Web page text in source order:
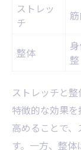
ストレッ
チ
整体
整
ストレッチと
特徴的な効果
高めることで
す。一方、整